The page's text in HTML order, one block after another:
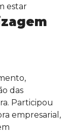
estar
das
Participou
empresarial,